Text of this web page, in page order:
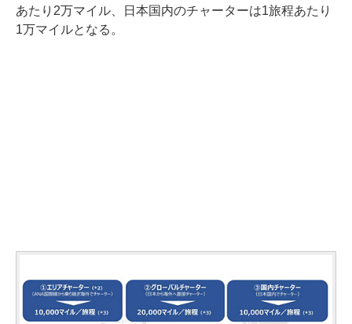
あたり2万マイル、日本国内のチャーターは1旅程あたり
1万マイルとなる。